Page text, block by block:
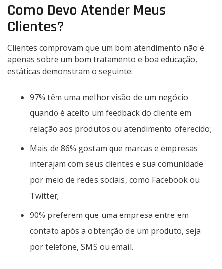
Como Devo Atender Meus
Clientes?
Clientes comprovam que um bom atendimento não é
apenas sobre um bom tratamento e boa educação,
estáticas demonstram o seguinte:
97% têm uma melhor visão de um negócio
quando é aceito um feedback do cliente em
relação aos produtos ou atendimento oferecido;
Mais de 86% gostam que marcas e empresas
interajam com seus clientes e sua comunidade
por meio de redes sociais, como Facebook ou
Twitter;
90% preferem que uma empresa entre em
contato após a obtenção de um produto, seja
por telefone, SMS ou email.